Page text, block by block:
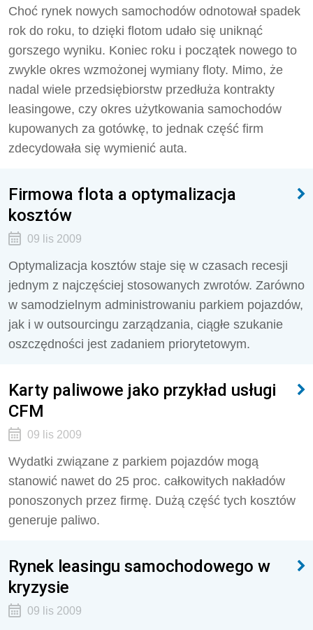
Choć rynek nowych samochodów odnotował spadek
rok do roku, to dzięki flotom udało się uniknąć
gorszego wyniku. Koniec roku i początek nowego to
zwykle okres wzmożonej wymiany floty. Mimo, że
nadal wiele przedsiębiorstw przedłuża kontrakty
leasingowe, czy okres użytkowania samochodów
kupowanych za gotówkę, to jednak część firm
zdecydowała się wymienić auta.
Firmowa flota a optymalizacja
kosztów
09 lis 2009
Optymalizacja kosztów staje się w czasach recesji
jednym z najczęściej stosowanych zwrotów. Zarówno
w samodzielnym administrowaniu parkiem pojazdów,
jak i w outsourcingu zarządzania, ciągłe szukanie
oszczędności jest zadaniem priorytetowym.
Karty paliwowe jako przykład usługi
CFM
09 lis 2009
Wydatki związane z parkiem pojazdów mogą
stanowić nawet do 25 proc. całkowitych nakładów
ponoszonych przez firmę. Dużą część tych kosztów
generuje paliwo.
Rynek leasingu samochodowego w
kryzysie
09 lis 2009